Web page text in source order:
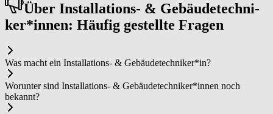
Über In­stal­la­ti­ons­- & ­Ge­bäu­de­tech­ni­
ker*in­nen: Häufig gestellte Fragen
Was macht ein In­stal­la­ti­ons­- & ­Ge­bäu­de­tech­ni­ker*in?
Worunter sind In­stal­la­ti­ons­- & ­Ge­bäu­de­tech­ni­ker*in­nen noch
bekannt?